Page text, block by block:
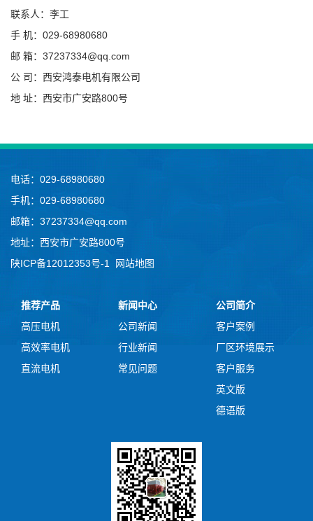
联系人：李工
手 机：029-68980680
邮 箱：37237334@qq.com
公 司：西安鸿泰电机有限公司
地 址：西安市广安路800号
电话：029-68980680
手机：029-68980680
邮箱：37237334@qq.com
地址：西安市广安路800号
陕ICP备12012353号-1
网站地图
推荐产品
高压电机
高效率电机
直流电机
新闻中心
公司新闻
行业新闻
常见问题
公司简介
客户案例
厂区环境展示
客户服务
英文版
德语版